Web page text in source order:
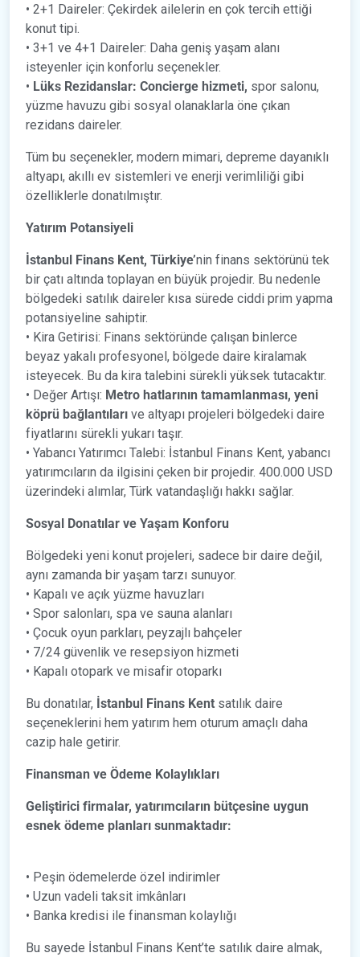
• 2+1 Daireler: Çekirdek ailelerin en çok tercih ettiği
konut tipi.
• 3+1 ve 4+1 Daireler: Daha geniş yaşam alanı
isteyenler için konforlu seçenekler.
• Lüks Rezidanslar: Concierge hizmeti, spor salonu,
yüzme havuzu gibi sosyal olanaklarla öne çıkan
rezidans daireler.
Tüm bu seçenekler, modern mimari, depreme dayanıklı
altyapı, akıllı ev sistemleri ve enerji verimliliği gibi
özelliklerle donatılmıştır.
Yatırım Potansiyeli
İstanbul Finans Kent, Türkiye’nin finans sektörünü tek
bir çatı altında toplayan en büyük projedir. Bu nedenle
bölgedeki satılık daireler kısa sürede ciddi prim yapma
potansiyeline sahiptir.
• Kira Getirisi: Finans sektöründe çalışan binlerce
beyaz yakalı profesyonel, bölgede daire kiralamak
isteyecek. Bu da kira talebini sürekli yüksek tutacaktır.
• Değer Artışı: Metro hatlarının tamamlanması, yeni
köprü bağlantıları ve altyapı projeleri bölgedeki daire
fiyatlarını sürekli yukarı taşır.
• Yabancı Yatırımcı Talebi: İstanbul Finans Kent, yabancı
yatırımcıların da ilgisini çeken bir projedir. 400.000 USD
üzerindeki alımlar, Türk vatandaşlığı hakkı sağlar.
Sosyal Donatılar ve Yaşam Konforu
Bölgedeki yeni konut projeleri, sadece bir daire değil,
aynı zamanda bir yaşam tarzı sunuyor.
• Kapalı ve açık yüzme havuzları
• Spor salonları, spa ve sauna alanları
• Çocuk oyun parkları, peyzajlı bahçeler
• 7/24 güvenlik ve resepsiyon hizmeti
• Kapalı otopark ve misafir otoparkı
Bu donatılar, İstanbul Finans Kent satılık daire
seçeneklerini hem yatırım hem oturum amaçlı daha
cazip hale getirir.
Finansman ve Ödeme Kolaylıkları
Geliştirici firmalar, yatırımcıların bütçesine uygun
esnek ödeme planları sunmaktadır:
• Peşin ödemelerde özel indirimler
• Uzun vadeli taksit imkânları
• Banka kredisi ile finansman kolaylığı
Bu sayede İstanbul Finans Kent’te satılık daire almak,